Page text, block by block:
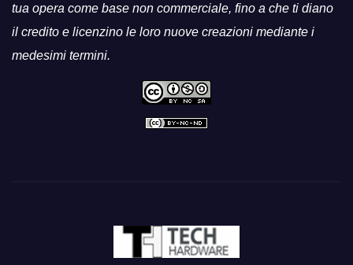
tua opera come base non commerciale, fino a che ti diano
il credito e licenzino le loro nuove creazioni mediante i
medesimi termini.